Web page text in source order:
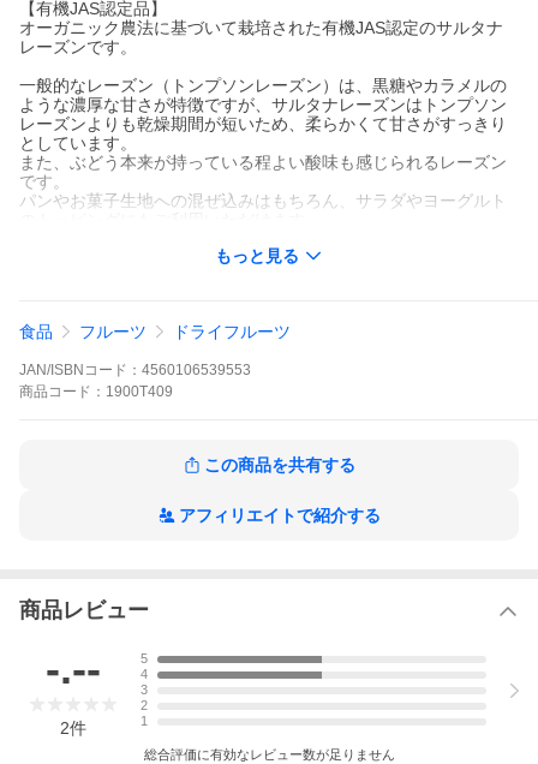
【有機JAS認定品】
オーガニック農法に基づいて栽培された有機JAS認定のサルタナ
レーズンです。
一般的なレーズン（トンプソンレーズン）は、黒糖やカラメルの
ような濃厚な甘さが特徴ですが、サルタナレーズンはトンプソン
レーズンよりも乾燥期間が短いため、柔らかくて甘さがすっきり
としています。
また、ぶどう本来が持っている程よい酸味も感じられるレーズン
です。
パンやお菓子生地への混ぜ込みはもちろん、サラダやヨーグルト
そのため、酵母おこし（天然酵母作り）などにもお使いいただけ
オーガニック食材を取り巻くすべての人がHappyに！
もっと見る
食品 フルーツ ドライフルーツ
JAN/ISBNコード： 4560106539553
商品 コード： 1900T409
この商品を共有する
アフィリエイトで紹介する
商品レビュー
-.--
2件
5
4
3
2
1
総合評価に有効なレビュー数が足りません